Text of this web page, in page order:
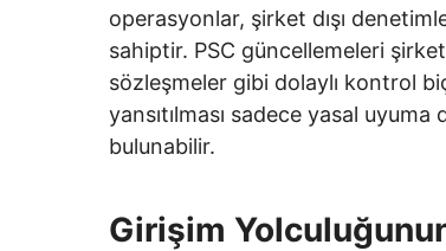
operasyonlar, şirket dışı
sahiptir. PSC güncellemeleri
sözleşmeler gibi dolaylı kontrol
yansıtılması sadece yasal
bulunabilir.
Girişim